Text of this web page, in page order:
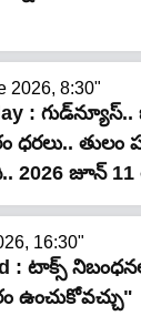
2026, 8:30"
:
తులం
2026 జూన్
16:30"
: టాక్స్
ఉంచుకోవచ్చు"